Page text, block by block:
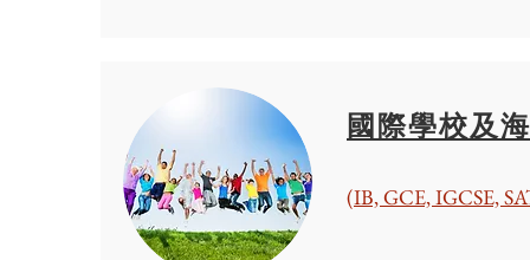
國際學校​及
(IB, GCE, IGCSE,